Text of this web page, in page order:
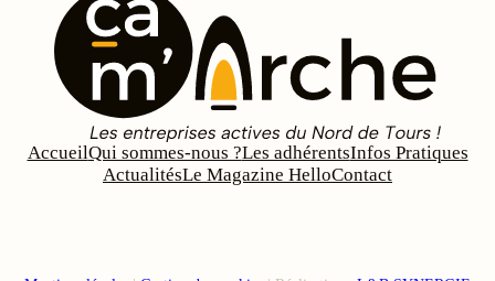
AccueilQui sommes-nous ?Les adhérentsInfos Pratiques
ActualitésLe Magazine HelloContact